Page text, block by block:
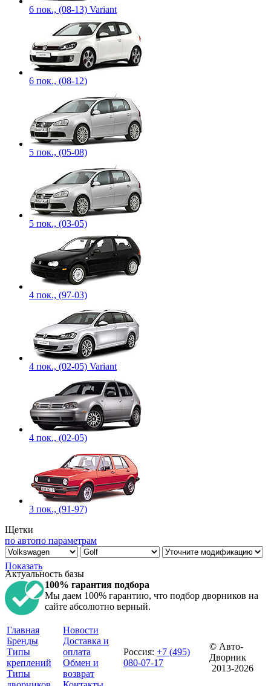
6 пок., (08-13) Variant
6 пок., (08-12)
5 пок., (05-08)
5 пок., (03-05)
4 пок., (97-03)
4 пок., (02-05) Variant
4 пок., (02-05)
3 пок., (91-97)
Щетки
по автопо параметрам
Показать
Актуальность базы
100% гарантия подбора
Мы даем 100% гарантию, что подбор дворников на
сайте абсолютно верный.
Главная
Бренды
Типы
креплений
Типы
Новости
Доставка и
оплата
Обмен и
возврат
Россия: +7 (495)
080-07-17
© Авто-
Дворник
2013-2026